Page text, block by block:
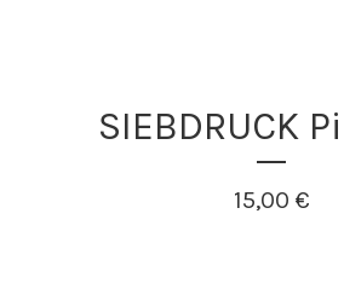
SIEBDRUCK
15,00 €